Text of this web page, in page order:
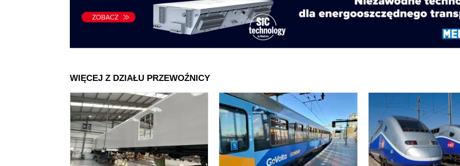
WIĘCEJ Z DZIAŁU PRZEWOŹNICY